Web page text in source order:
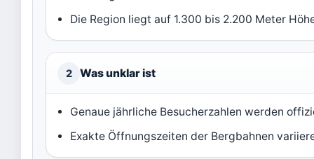
Die Region liegt auf 1.300 bis 2.200 Meter
2 Was unklar ist
Genaue jährliche Besucherzahlen werden
Exakte Öffnungszeiten der Bergbahnen